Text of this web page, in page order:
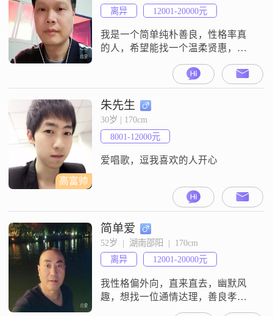
离异
12001-20000元
我是一个简单纯朴善良，性格率真
的人，希望能找一个温柔贤惠，通
子的人相知相伴过好余生（异地的
要能奔赴）。。。。。。我现在回
湖南了
高富帅
朱先生
30岁 | 170cm
8001-12000元
爱唱歌，逗我喜欢的人开心
简单爱
52岁  |  湖南邵阳  |  170cm
离异
12001-20000元
我性格偏外向，直来直去，幽默风
趣，想找一位通情达理，善良孝顺
的单身女士共度余生